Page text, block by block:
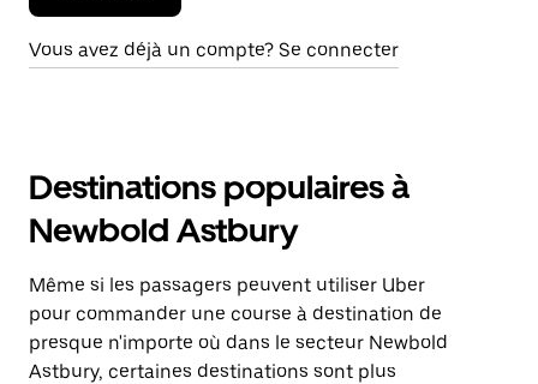
Vous avez déjà un compte? Se connecter
Destinations populaires à
Newbold Astbury
Même si les passagers peuvent utiliser Uber
pour commander une course à destination de
presque n'importe où dans le secteur Newbold
Astbury, certaines destinations sont plus